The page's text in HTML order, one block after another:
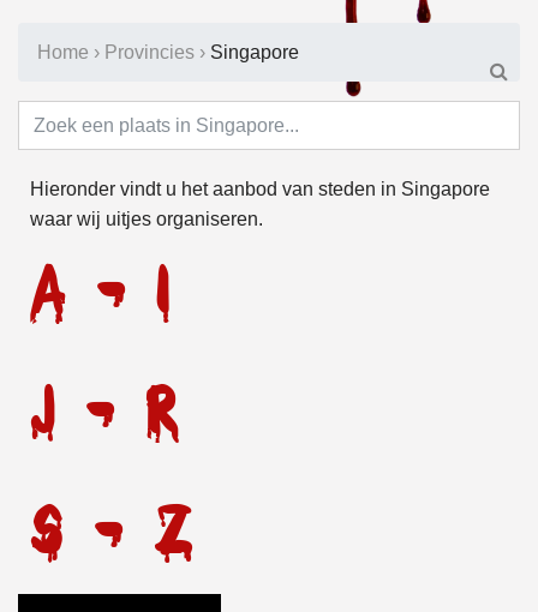
Home › Provincies › Singapore
Hieronder vindt u het aanbod van steden in Singapore
waar wij uitjes organiseren.
A - I
J - R
S - Z